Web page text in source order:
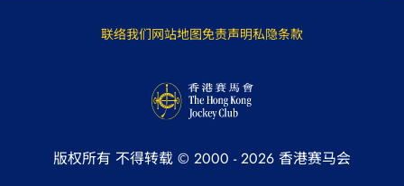
联络我们网站地图免责声明私隐条款
版权所有 不得转载 © 2000 -2026 香港赛马会